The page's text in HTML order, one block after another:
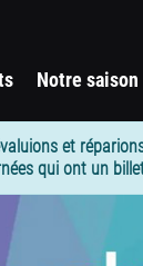
Notre saison
et
qui ont un